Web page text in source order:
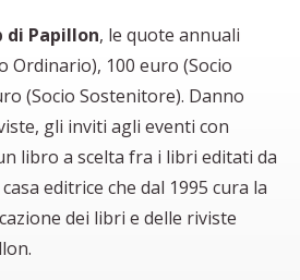
di Papillon, le quote annuali
Ordinario), 100 euro (Socio
(Socio Sostenitore). Danno
gli inviti agli eventi con
libro a scelta fra i libri editati da
editrice che dal 1995 cura la
dei libri e delle riviste